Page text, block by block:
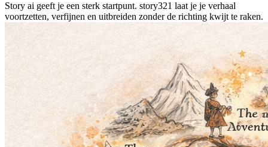
Story ai geeft je een sterk startpunt. story321 laat je je verhaal
voortzetten, verfijnen en uitbreiden zonder de richting kwijt te raken.